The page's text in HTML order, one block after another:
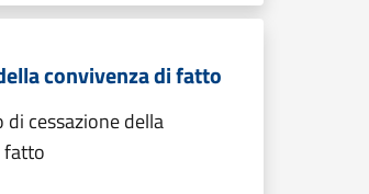
convivenza di fatto
cessazione della
fatto